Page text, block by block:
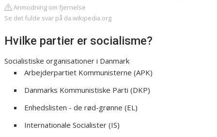
Anmodning om fjernelse
Se det fulde svar på da.wikipedia.org
Hvilke partier er socialisme?
Socialistiske organisationer i Danmark
Arbejderpartiet Kommunisterne (APK)
Danmarks Kommunistiske Parti (DKP)
Enhedslisten - de rød-grønne (EL)
Internationale Socialister (IS)